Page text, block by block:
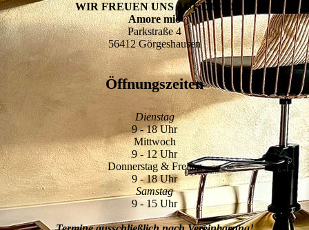
WIR FREUEN UNS AUF DICH!
Amore mio
Parkstraße 4
56412 Görgeshausen
Öffnungszeiten
Dienstag
9 - 18 Uhr
Mittwoch
9 - 12 Uhr
Donnerstag & Freitag
9 - 18 Uhr
Samstag
9 - 15 Uhr